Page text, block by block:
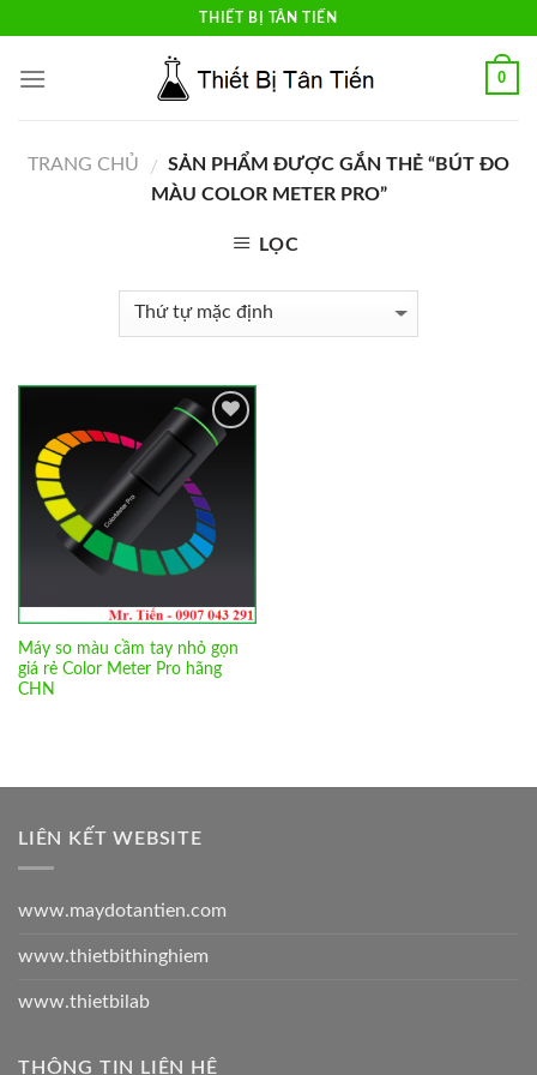
content
THIẾT BỊ TÂN TIẾN
0
TRANG CHỦ / SẢN PHẨM ĐƯỢC GẮN THẺ “BÚT ĐO
MÀU COLOR METER PRO”
LỌC
Add to
Wishlist
Máy so màu cầm tay nhỏ gọn
giá rẻ Color Meter Pro hãng
CHN
LIÊN KẾT WEBSITE
www.maydotantien.com
www.thietbithinghiem
www.thietbilab
THÔNG TIN LIÊN HỆ